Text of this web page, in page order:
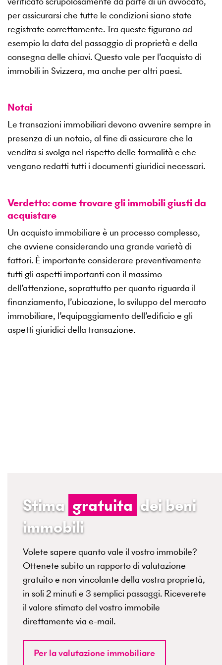
per assicurarsi che tutte le condizioni siano state
registrate correttamente. Tra queste figurano ad
esempio la data del passaggio di proprietà e della
consegna delle chiavi. Questo vale per l’acquisto di
immobili in Svizzera, ma anche per altri paesi.
Notai
Le transazioni immobiliari devono avvenire sempre in
presenza di un notaio, al fine di assicurare che la
vendita si svolga nel rispetto delle formalità e che
vengano redatti tutti i documenti giuridici necessari.
Verdetto: come trovare gli immobili giusti da
acquistare
Un acquisto immobiliare è un processo complesso,
che avviene considerando una grande varietà di
fattori. È importante considerare preventivamente
tutti gli aspetti importanti con il massimo
dell’attenzione, soprattutto per quanto riguarda il
finanziamento, l’ubicazione, lo sviluppo del mercato
immobiliare, l’equipaggiamento dell’edificio e gli
aspetti giuridici della transazione.
Stima gratuita dei beni
immobili
Volete sapere quanto vale il vostro immobile?
Ottenete subito un rapporto di valutazione
gratuito e non vincolante della vostra proprietà,
in soli 2 minuti e 3 semplici passaggi. Riceverete
il valore stimato del vostro immobile
direttamente via e-mail.
Per la valutazione immobiliare